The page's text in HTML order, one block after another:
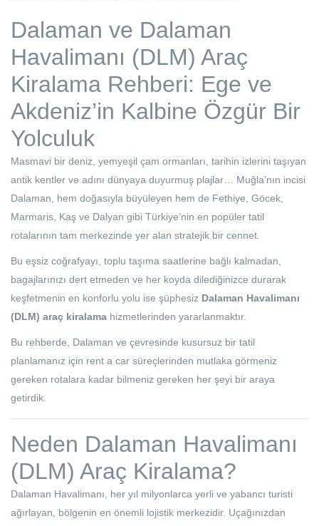
Dalaman ve Dalaman
Havalimanı (DLM) Araç
Kiralama Rehberi: Ege ve
Akdeniz’in Kalbine Özgür Bir
Yolculuk
Masmavi bir deniz, yemyeşil çam ormanları, tarihin izlerini taşıyan
antik kentler ve adını dünyaya duyurmuş plajlar… Muğla’nın incisi
Dalaman, hem doğasıyla büyüleyen hem de Fethiye, Göcek,
Marmaris, Kaş ve Dalyan gibi Türkiye’nin en popüler tatil
rotalarının tam merkezinde yer alan stratejik bir cennet.
Bu eşsiz coğrafyayı, toplu taşıma saatlerine bağlı kalmadan,
bagajlarınızı dert etmeden ve her koyda dilediğinizce durarak
keşfetmenin en konforlu yolu ise şüphesiz Dalaman Havalimanı
(DLM) araç kiralama hizmetlerinden yararlanmaktır.
Bu rehberde, Dalaman ve çevresinde kusursuz bir tatil
planlamanız için rent a car süreçlerinden mutlaka görmeniz
gereken rotalara kadar bilmeniz gereken her şeyi bir araya
getirdik.
Neden Dalaman Havalimanı
(DLM) Araç Kiralama?
Dalaman Havalimanı, her yıl milyonlarca yerli ve yabancı turisti
ağırlayan, bölgenin en önemli lojistik merkezidir. Uçağınızdan